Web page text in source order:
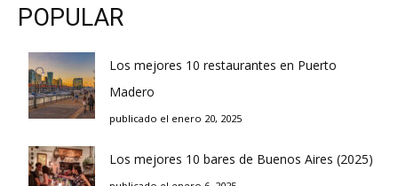
POPULAR
Los mejores 10 restaurantes en Puerto
Madero
publicado el enero 20, 2025
Los mejores 10 bares de Buenos Aires (2025)